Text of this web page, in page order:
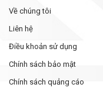
Về chúng tôi
Liên hệ
Điều khoản sử dụng
Chính sách bảo mật
Chính sách quảng cáo